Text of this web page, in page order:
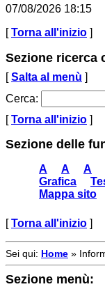
07/08/2026 18:15
[Torna all'inizio ]
Sezione ricerca
[Salta al menù ]
Cerca:
[Torna all'inizio ]
Sezione delle
A A
A
Grafica
Mappa sito
[Torna all'inizio ]
Sei qui: Home »
Sezione menù: